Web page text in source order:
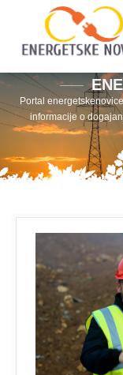
Portal
informacije o